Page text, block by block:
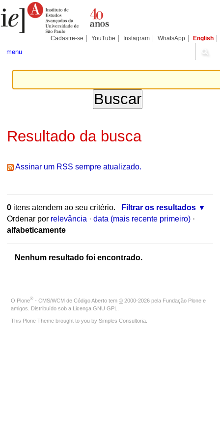
para
conteúdo.
Pessoais
Cadastre-se YouTube Instagram WhatsApp English
menu
Resultado da busca
Assinar um RSS sempre atualizado.
0itens atendem ao seu critério.
Filtrar os resultados
Ordenar por relevância · data (mais recente primeiro) ·
alfabeticamente
Nenhum resultado foi encontrado.
O Plone® - CMS/WCM de Código Aberto tem © 2000-2026 pela Fundação Plone e
amigos. Distribuído sob a Licença GNU GPL
This Plone Theme brought to you by Simples Consultoria